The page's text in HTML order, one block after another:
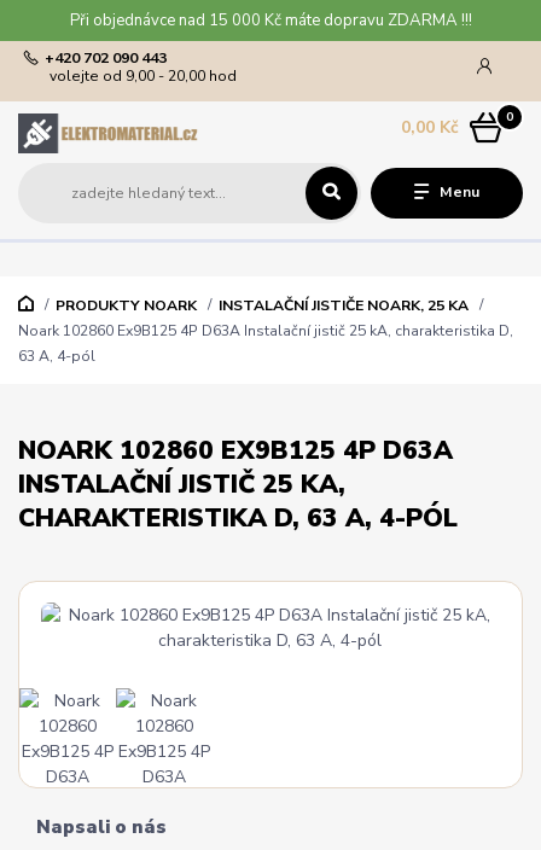
Při objednávce nad 15 000 Kč máte dopravu ZDARMA !!!
Menu
+420 702 090 443
volejte od 9,00 - 20,00 hod
0
0,00 Kč
PRODUKTY NOARK
INSTALAČNÍ JISTIČE NOARK, 25 KA
Noark 102860 Ex9B125 4P D63A Instalační jistič 25 kA, charakteristika D,
63 A, 4-pól
NOARK 102860 EX9B125 4P D63A
INSTALAČNÍ JISTIČ 25 KA,
CHARAKTERISTIKA D, 63 A, 4-PÓL
Napsali o nás